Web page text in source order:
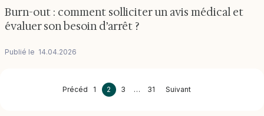
Burn-out : comment solliciter un avis médical et
évaluer son besoin d’arrêt ?
Publié le 14.04.2026
Précédent1 2 3 … 31 Suivant